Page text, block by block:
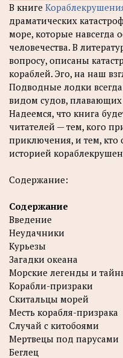
В книге
драматических
море, которые навсегда
человечества. В
вопросу, описаны
кораблей. Эго, на наш
Подводные лодки
видом судов, плавающих
Надеемся, что книга
читателей — тем, кого
приключения, и тем, кто
историей
Содержание:
Содержание
Введение
Неудачники
Курьезы
Загадки океана
Морские легенды и
Корабли-призраки
Скитальцы морей
Месть корабля-призрака
Случай с китобоями
Мертвецы под парусами
Беглец